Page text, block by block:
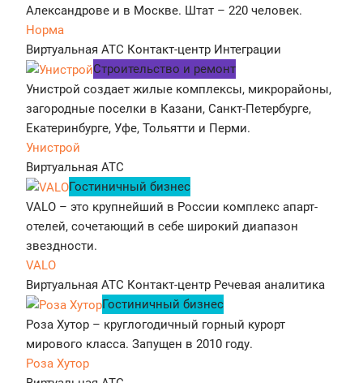
Александрове и в Москве. Штат – 220 человек.
Норма
Виртуальная АТС Контакт-центр Интеграции
Строительство и ремонт
Унистрой создает жилые комплексы, микрорайоны,
загородные поселки в Казани, Санкт-Петербурге,
Екатеринбурге, Уфе, Тольятти и Перми.
Унистрой
Виртуальная АТС
Гостиничный бизнес
VALO – это крупнейший в России комплекс апарт-
отелей, сочетающий в себе широкий диапазон
звездности.
VALO
Виртуальная АТС Контакт-центр Речевая аналитика
Гостиничный бизнес
Роза Хутор – круглогодичный горный курорт
мирового класса. Запущен в 2010 году.
Роза Хутор